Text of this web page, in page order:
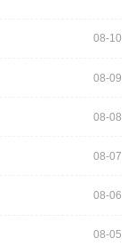
08-10
08-09
08-08
08-07
08-06
08-05